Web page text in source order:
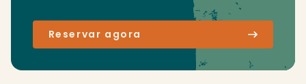
Reservar agora